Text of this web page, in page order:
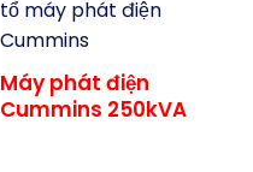
Máy phát điện
Cummins 250kVA